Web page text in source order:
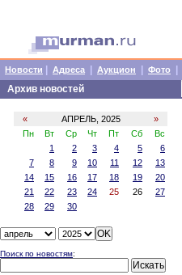
Новости Адреса Аукцион Фото
Архив новостей
« АПРЕЛЬ, 2025
»
Пн
Вт Ср Чт Пт Сб
Вс
1
2 3 4 5
6
7
8 9 10 11 12
13
14
15 16 17 18 19
20
21
22 23 24 25 26
27
28
29 30
Поиск по новостям: